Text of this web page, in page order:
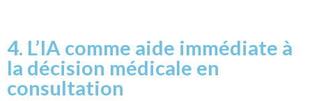
4. L’IA comme aide immédiate à
la décision médicale en
consultation